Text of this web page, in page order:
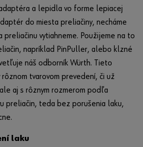
a lepidla vo forme lepiacej
do miesta preliačiny, necháme
vytiahneme. Použijeme na to
napríklad PinPuller, alebo klzné
náš odborník Würth. Tieto
tvarovom prevedení, či už
aj s rôznym rozmerom podľa
preliačin, teda bez porušenia laku,
laku